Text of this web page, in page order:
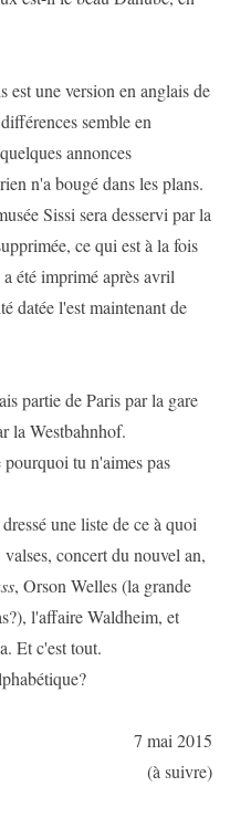
une version en anglais de
semble en
annonces
n'a bougé dans les plans.
Sissi sera desservi par la
ce qui est à la fois
été imprimé après avril
datée l'est maintenant de
partie de Paris par la gare
la Westbahnhof.
tu n'aimes pas
une liste de ce à quoi
concert du nouvel an,
, Orson Welles (la grande
l'affaire Waldheim, et
Et c'est tout.
7 mai 2015
(à suivre)